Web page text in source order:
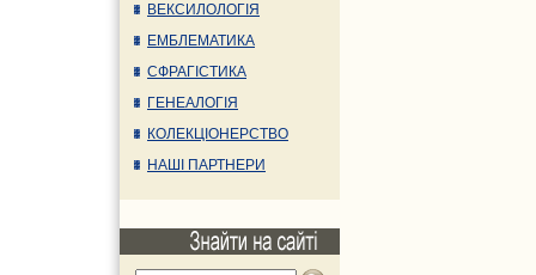
ВЕКСИЛОЛОГІЯ
ЕМБЛЕМАТИКА
СФРАГІСТИКА
ГЕНЕАЛОГІЯ
КОЛЕКЦІОНЕРСТВО
НАШІ ПАРТНЕРИ